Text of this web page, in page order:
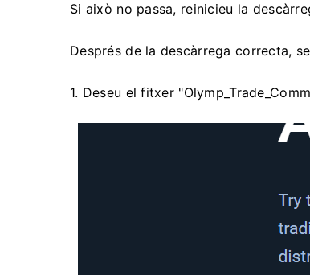
Si això no passa, reinicieu la
Després de la descàrrega correcta,
1. Deseu el fitxer